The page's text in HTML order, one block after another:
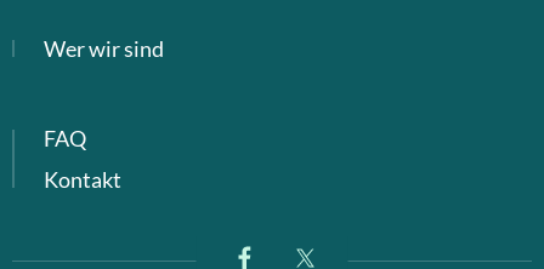
Wer wir sind
FAQ
Kontakt